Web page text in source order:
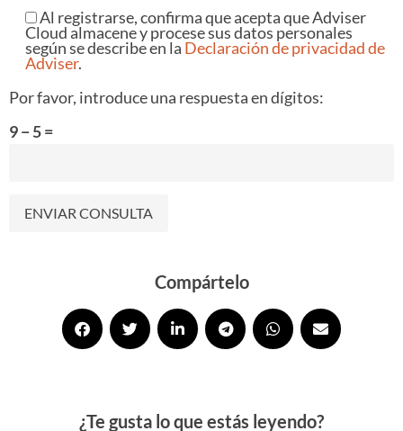
Al registrarse, confirma que acepta que Adviser
Cloud almacene y procese sus datos personales
según se describe en la Declaración de privacidad de
Adviser.
Por favor, introduce una respuesta en dígitos:
9 − 5 =
Compártelo
¿Te gusta lo que estás leyendo?